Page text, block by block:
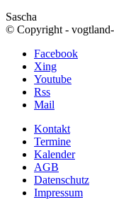
Sascha
© Copyright -
Facebook
Xing
Youtube
Rss
Mail
Kontakt
Termine
Kalender
AGB
Datenschutz
Impressum